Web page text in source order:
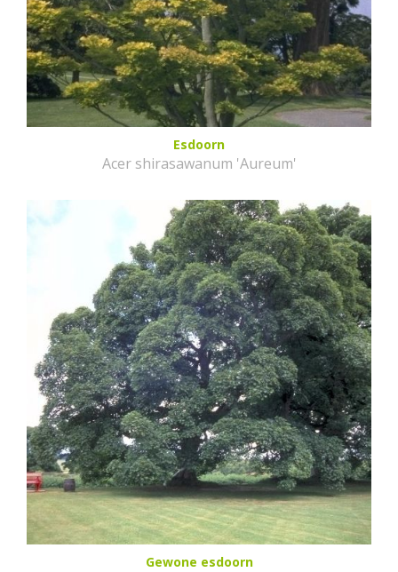
Esdoorn
Acer shirasawanum 'Aureum'
Gewone esdoorn